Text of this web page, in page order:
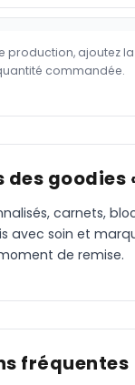
production, ajoutez
commandée.
des goodies
carnets,
avec soin et
de remise.
fréquentes